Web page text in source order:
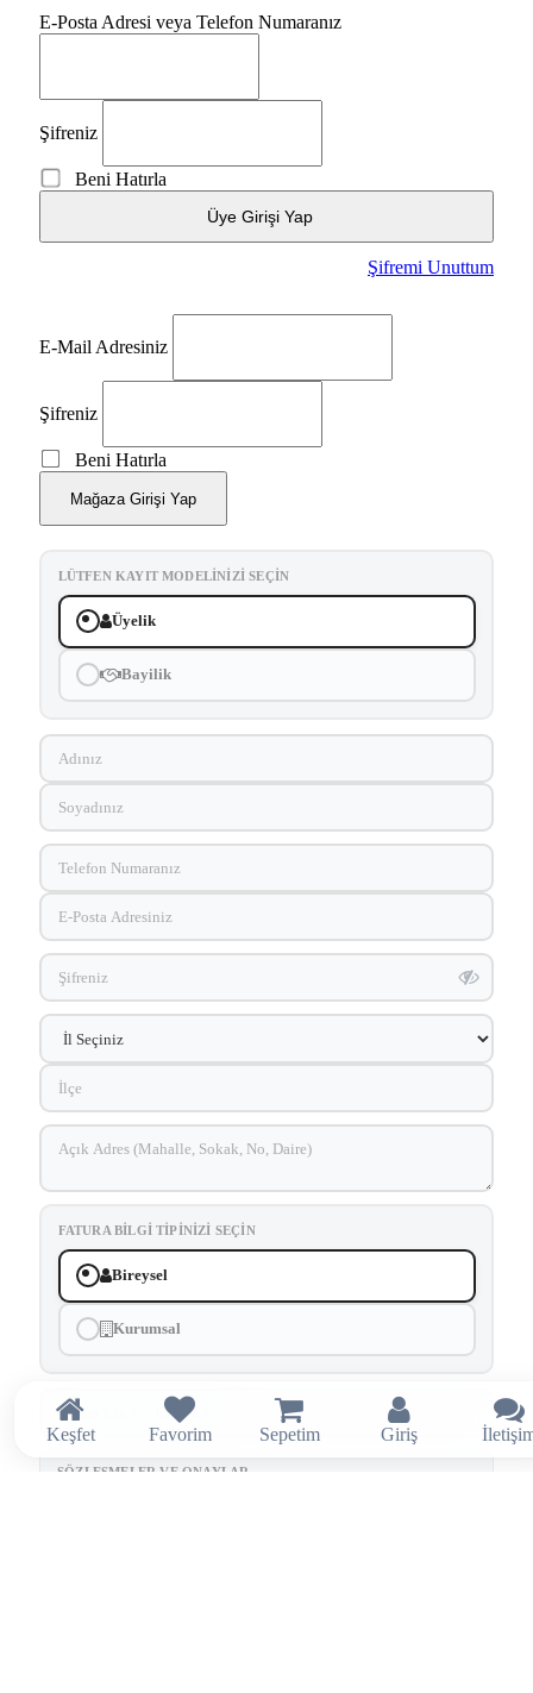
E-Posta Adresi veya Telefon Numaranız
Şifreniz
Beni Hatırla
Üye Girişi Yap
Şifremi Unuttum
E-Mail Adresiniz
Şifreniz
Beni Hatırla
Mağaza Girişi Yap
LÜTFEN KAYIT MODELINIZI SEÇIN
Üyelik
Bayilik
FATURA BILGI TIPINIZI SEÇIN
Bireysel
Kurumsal
SÖZLEŞMELER VE ONAYLAR
Keşfet Favorim Sepetim Giriş